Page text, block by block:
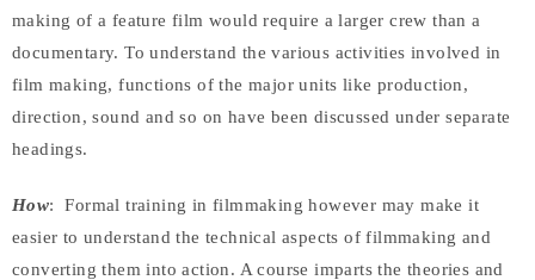
making of a feature film would require a larger crew than a
documentary. To understand the various activities involved in
film making, functions of the major units like production,
direction, sound and so on have been discussed under separate
headings.
How: Formal training in filmmaking however may make it
easier to understand the technical aspects of filmmaking and
converting them into action. A course imparts the theories and